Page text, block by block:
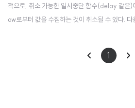
적으로, 취소 가능한 일시중단 함수(delay 같은)
ow로부터 값을 수집하는 것이 취소될 수 있다.
드 실행이 중지되는지 보여준다 : fun
{ delay(100) println("Emitting $i") emit(i) }
1